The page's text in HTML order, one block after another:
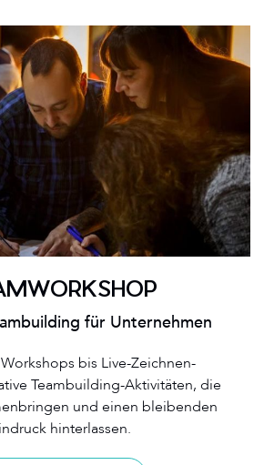
für Unternehmen
bis Live-Zeichnen-
Teambuilding-Aktivitäten, die
und einen bleibenden
hinterlassen.